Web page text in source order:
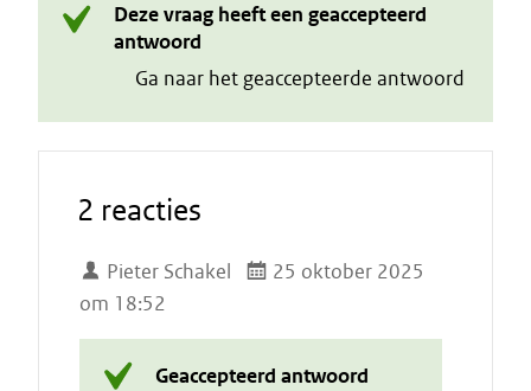
Deze vraag heeft een geaccepteerd
antwoord
Ga naar het geaccepteerde antwoord
2 reacties
Pieter Schakel
25 oktober 2025
om 18:52
Geaccepteerd antwoord